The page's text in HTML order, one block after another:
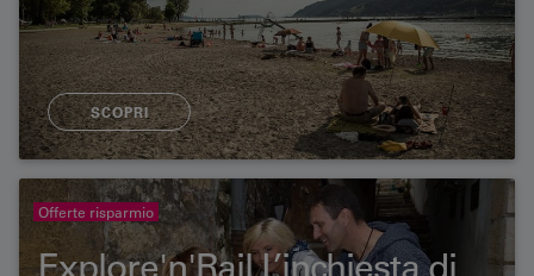
SCOPRI
Offerte risparmio
Explore'n'Rail L’inchiesta di